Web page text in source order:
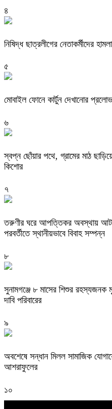
৪
নিষিদ্ধ ছাত্রলীগের নেতাকর্মীদের
৫
মোবাইল ফোনে কার্টুন দেখানোর
৬
স্বপ্ন ছোঁয়ার পথে, গ্রামের মাঠ
কিশোর
৭
তরুণীর ঘরে আপত্তিকর অবস্থায়
পরবর্তীতে স্থানীয়ভাবে বিবাহ সম্পন্ন
৮
সুনামগঞ্জে ৮ মাসের শিশুর রহস্যজনক
দাবি পরিবারের
৯
অবশেষে সন্ধান মিলল সামাজিক
আশরাফুলের
১০